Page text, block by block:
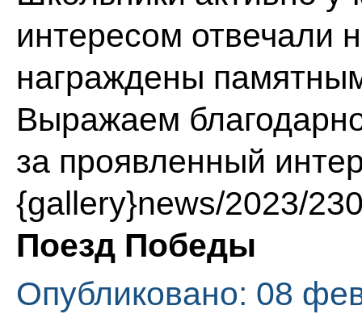
интересом отвечали
награждены
Выражаем
за проявленный
{gallery}news/2023/
Поезд Победы
Опубликовано: 08